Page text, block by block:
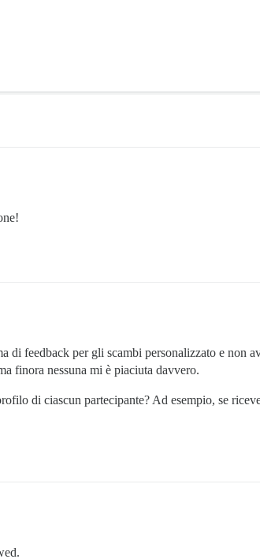
di feedback per gli scambi personalizzato e non
finora nessuna mi è piaciuta davvero.
di ciascun partecipante? Ad esempio, se